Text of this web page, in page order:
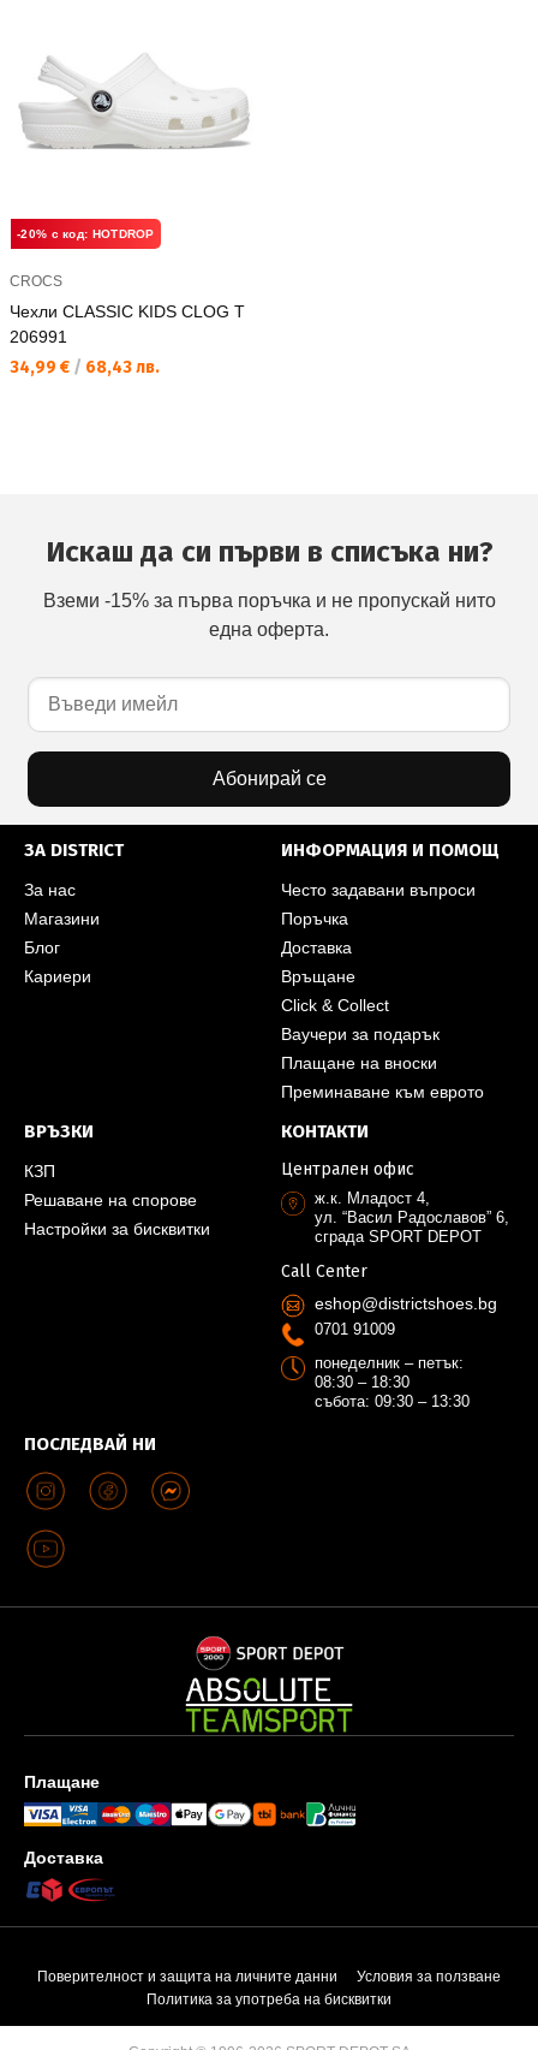
-20% с код: HOTDROP
CROCS
Чехли CLASSIC KIDS CLOG T
206991
Текуща цена:
34,99 € / 68,43 лв.
Искаш да си първи в списъка ни?
Вземи -15% за първа поръчка и не пропускай нито
една оферта.
Абонирай се
ЗА DISTRICT
За нас
Магазини
Блог
Кариери
ИНФОРМАЦИЯ И ПОМОЩ
Често задавани въпроси
Поръчка
Доставка
Връщане
Click & Collect
Ваучери за подарък
Плащане на вноски
Преминаване към еврото
ВРЪЗКИ
КЗП
Решаване на спорове
Настройки за бисквитки
ПОСЛЕДВАЙ НИ
КОНТАКТИ
Централен офис
ж.к. Младост 4,
ул. “Васил Радославов” 6,
сграда SPORT DEPOT
Call Center
eshop@districtshoes.bg
0701 91009
понеделник – петък:
08:30 – 18:30
събота: 09:30 – 13:30
Плащане
Доставка
Поверителност и защита на личните данни
Условия за ползване
Политика за употреба на бисквитки